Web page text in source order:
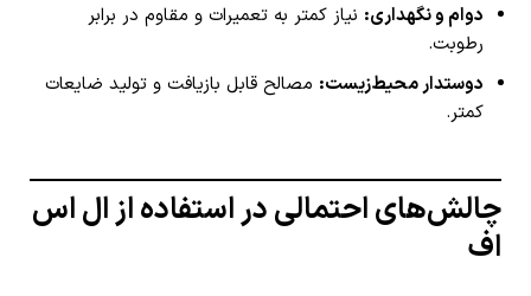
دوام و نگهداری: نیاز کمتر به تعمیرات و مقاوم در برابر
رطوبت.
دوستدار محیط‌زیست: مصالح قابل بازیافت و تولید ضایعات
کمتر.
چالش‌های احتمالی در استفاده از ال اس
اف